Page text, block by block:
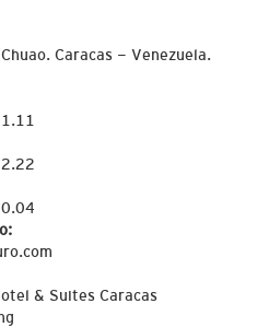
Caracas - Venezuela.
& Suites Caracas